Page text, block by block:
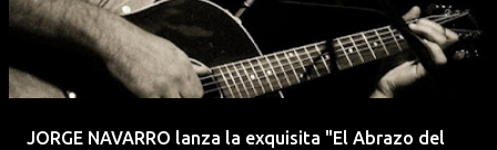
JORGE NAVARRO lanza la exquisita "El Abrazo del